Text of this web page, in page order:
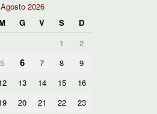
Agosto 2026
G V S
D
1
2
5 6 7 8
9
13 14 15
16
20 21 22
23